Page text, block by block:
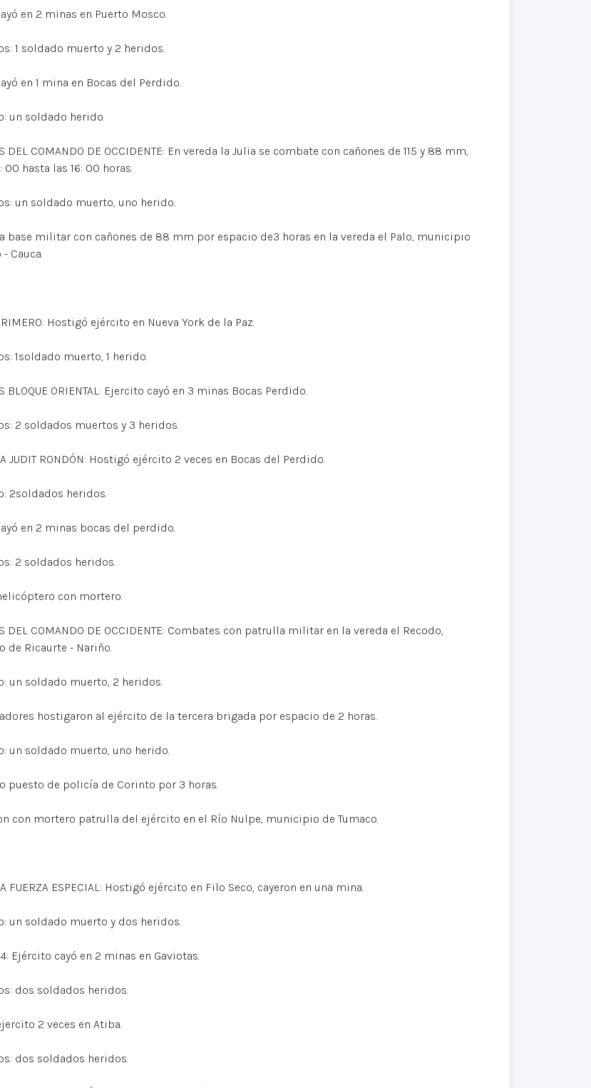
en 2 minas en Puerto Mosco.
1 soldado muerto y 2 heridos.
en 1 mina en Bocas del Perdido.
un soldado herido.
DEL COMANDO DE OCCIDENTE: En vereda la Julia se combate con cañones de 115 y 88 mm,
00 hasta las 16: 00 horas.
un soldado muerto, uno herido.
base militar con cañones de 88 mm por espacio de3 horas en la vereda el Palo, municipio
Cauca.
Hostigó ejército en Nueva York de la Paz.
1soldado muerto, 1 herido.
BLOQUE ORIENTAL: Ejercito cayó en 3 minas Bocas Perdido.
2 soldados muertos y 3 heridos.
JUDIT RONDÓN: Hostigó ejército 2 veces en Bocas del Perdido.
2soldados heridos.
en 2 minas bocas del perdido.
2 soldados heridos.
con mortero.
DEL COMANDO DE OCCIDENTE: Combates con patrulla militar en la vereda el Recodo,
de Ricaurte - Nariño.
un soldado muerto, 2 heridos.
hostigaron al ejército de la tercera brigada por espacio de 2 horas.
un soldado muerto, uno herido.
puesto de policía de Corinto por 3 horas.
con mortero patrulla del ejército en el Río Nulpe, municipio de Tumaco.
FUERZA ESPECIAL: Hostigó ejército en Filo Seco, cayeron en una mina.
un soldado muerto y dos heridos.
Ejército cayó en 2 minas en Gaviotas.
dos soldados heridos.
2 veces en Atiba.
dos soldados heridos.